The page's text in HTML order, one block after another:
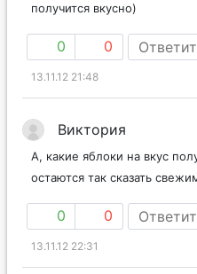
получится вкусно)
0 0
13.11.12 21:48
Виктория
А, какие яблоки на вкус
остаются так сказать
0 0
13.11.12 22:31